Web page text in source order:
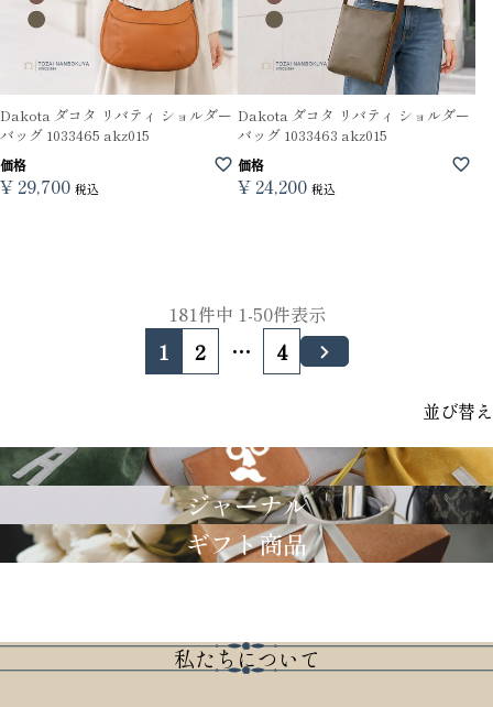
Dakota ダコタ リバティ ショルダー
バッグ 1033465 akz015
価格
¥29,700 税込
Dakota ダコタ リバティ ショルダー
バッグ 1033463 akz015
価格
¥24,200 税込
並び替え
181件中 1-50件表示
1 2 … 4
GRIMM LAB
ジャーナル
ギフト商品
私たちについて